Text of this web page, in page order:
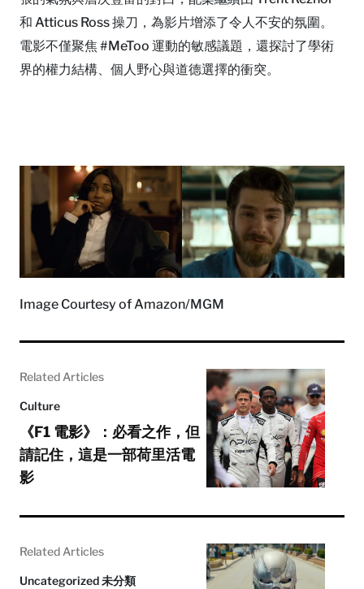
和 Atticus Ross 操刀，為影片增添了令人不安的氛圍。
電影不僅聚焦 #MeToo 運動的敏感議題，還探討了學術
界的權力結構、個人野心與道德選擇的衝突。
Image Courtesy of Amazon/MGM
Related Articles
Culture
《F1 電影》：必看之作，但
請記住，這是一部荷里活電
影
Related Articles
Uncategorized 未分類